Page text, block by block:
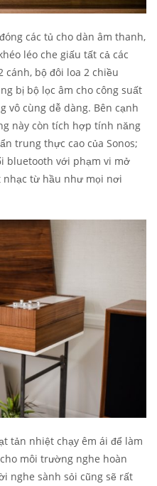
các tủ cho dàn âm thanh,
léo che giấu tất cả các
bộ đôi loa 2 chiều
bị bộ lọc âm cho công suất
vô cùng dễ dàng. Bên cạnh
này còn tích hợp tính năng
trung thực cao của Sonos;
bluetooth với phạm vi mở
từ hầu như mọi nơi
tản nhiệt chạy êm ái để làm
môi trường nghe hoàn
nghe sành sỏi cũng sẽ rất